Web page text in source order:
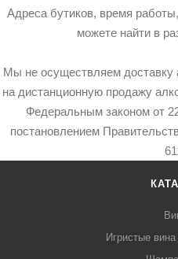
Адреса бутиков, время
можете найти в
Мы не осуществляем доставку
на дистанционную продажу
Федеральным законом от
постановлением
Игристые